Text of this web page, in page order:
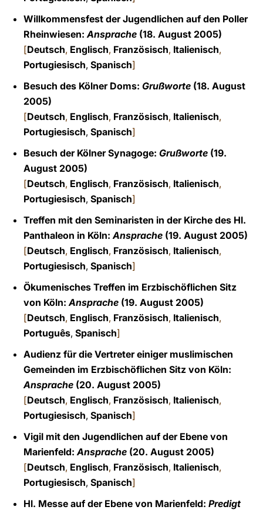
Willkommensfest der Jugendlichen auf den Poller
Rheinwiesen:Ansprache (18. August 2005)
[Deutsch, Englisch, Französisch, Italienisch,
Portugiesisch, Spanisch]
Besuch des Kölner Doms: Grußworte (18. August
2005)
[Deutsch, Englisch, Französisch, Italienisch,
Portugiesisch, Spanisch]
Besuch der Kölner Synagoge: Grußworte (19.
August 2005)
[Deutsch, Englisch, Französisch, Italienisch,
Portugiesisch, Spanisch]
Treffen mit den Seminaristen in der Kirche des Hl.
Panthaleon in Köln:Ansprache (19. August 2005)
[Deutsch, Englisch, Französisch, Italienisch,
Portugiesisch, Spanisch]
Ökumenisches Treffen im Erzbischöflichen Sitz
von Köln:Ansprache (19. August 2005)
[Deutsch, Englisch, Französisch, Italienisch,
Português, Spanisch]
Audienz für die Vertreter einiger muslimischen
Gemeinden im Erzbischöflichen Sitz von Köln:
Ansprache (20. August 2005)
[Deutsch, Englisch, Französisch, Italienisch,
Portugiesisch, Spanisch]
Vigil mit den Jugendlichen auf der Ebene von
Marienfeld:Ansprache (20. August 2005)
[Deutsch, Englisch, Französisch, Italienisch,
Portugiesisch, Spanisch]
Hl. Messe auf der Ebene von Marienfeld: Predigt